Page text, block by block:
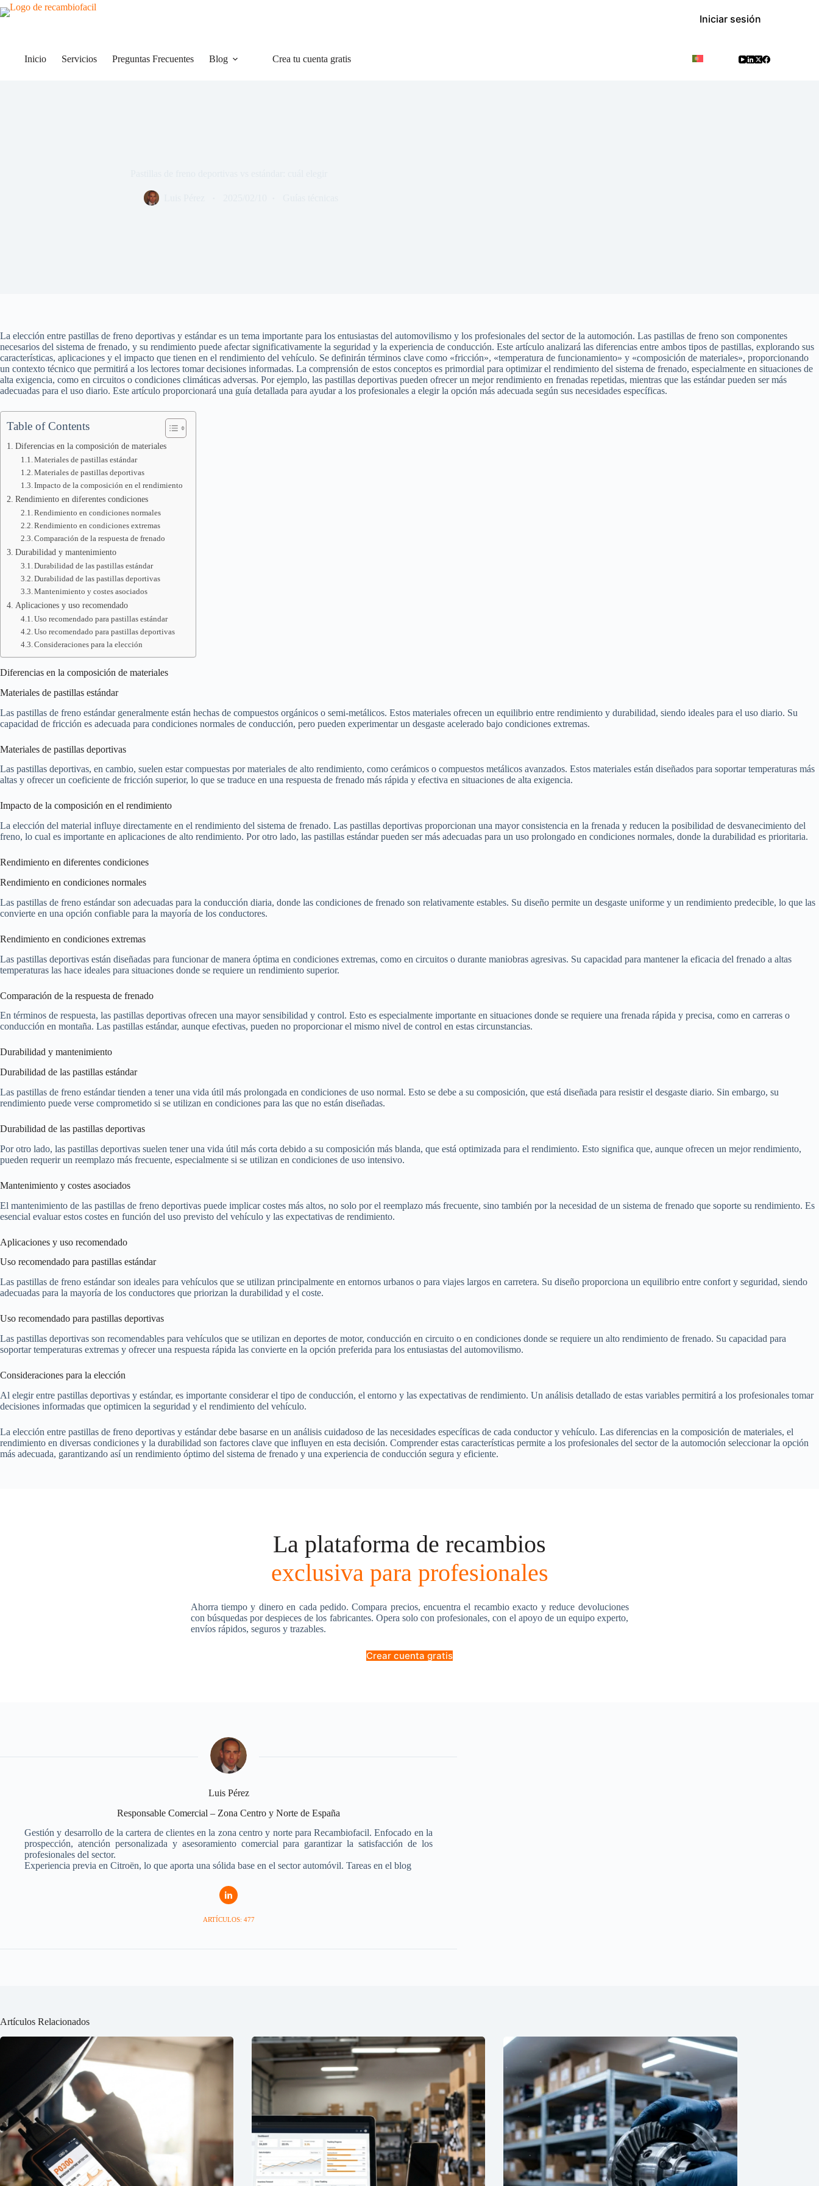
Saltar
al
Iniciar sesión
Inicio Servicios Preguntas Frecuentes Blog Crea tu cuenta gratis
La elección entre pastillas de freno deportivas y estándar es un tema importante para los entusiastas del automovilismo y los profesionales del sector de la automoción. Las pastillas de freno son componentes
necesarios del sistema de frenado, y su rendimiento puede afectar significativamente la seguridad y la experiencia de conducción. Este artículo analizará las diferencias entre ambos tipos de pastillas, explorando sus
características, aplicaciones y el impacto que tienen en el rendimiento del vehículo. Se definirán términos clave como «fricción», «temperatura de funcionamiento» y «composición de materiales», proporcionando
un contexto técnico que permitirá a los lectores tomar decisiones informadas. La comprensión de estos conceptos es primordial para optimizar el rendimiento del sistema de frenado, especialmente en situaciones de
alta exigencia, como en circuitos o condiciones climáticas adversas. Por ejemplo, las pastillas deportivas pueden ofrecer un mejor rendimiento en frenadas repetidas, mientras que las estándar pueden ser más
adecuadas para el uso diario. Este artículo proporcionará una guía detallada para ayudar a los profesionales a elegir la opción más adecuada según sus necesidades específicas.
Table of Contents
Diferencias en la composición de materiales
Materiales de pastillas estándar
Materiales de pastillas deportivas
Impacto de la composición en el rendimiento
Rendimiento en diferentes condiciones
Rendimiento en condiciones normales
Rendimiento en condiciones extremas
Comparación de la respuesta de frenado
Durabilidad y mantenimiento
Durabilidad de las pastillas estándar
Durabilidad de las pastillas deportivas
Mantenimiento y costes asociados
Aplicaciones y uso recomendado
Uso recomendado para pastillas estándar
Uso recomendado para pastillas deportivas
Consideraciones para la elección
Diferencias en la composición de materiales
Materiales de pastillas estándar
Las pastillas de freno estándar generalmente están hechas de compuestos orgánicos o semi-metálicos. Estos materiales ofrecen un equilibrio entre rendimiento y durabilidad, siendo ideales para el uso diario. Su
capacidad de fricción es adecuada para condiciones normales de conducción, pero pueden experimentar un desgaste acelerado bajo condiciones extremas.
Materiales de pastillas deportivas
Las pastillas deportivas, en cambio, suelen estar compuestas por materiales de alto rendimiento, como cerámicos o compuestos metálicos avanzados. Estos materiales están diseñados para soportar temperaturas más
altas y ofrecer un coeficiente de fricción superior, lo que se traduce en una respuesta de frenado más rápida y efectiva en situaciones de alta exigencia.
Impacto de la composición en el rendimiento
La elección del material influye directamente en el rendimiento del sistema de frenado. Las pastillas deportivas proporcionan una mayor consistencia en la frenada y reducen la posibilidad de desvanecimiento del
freno, lo cual es importante en aplicaciones de alto rendimiento. Por otro lado, las pastillas estándar pueden ser más adecuadas para un uso prolongado en condiciones normales, donde la durabilidad es prioritaria.
Rendimiento en diferentes condiciones
Rendimiento en condiciones normales
Las pastillas de freno estándar son adecuadas para la conducción diaria, donde las condiciones de frenado son relativamente estables. Su diseño permite un desgaste uniforme y un rendimiento predecible, lo que las
convierte en una opción confiable para la mayoría de los conductores.
Rendimiento en condiciones extremas
Las pastillas deportivas están diseñadas para funcionar de manera óptima en condiciones extremas, como en circuitos o durante maniobras agresivas. Su capacidad para mantener la eficacia del frenado a altas
temperaturas las hace ideales para situaciones donde se requiere un rendimiento superior.
Comparación de la respuesta de frenado
En términos de respuesta, las pastillas deportivas ofrecen una mayor sensibilidad y control. Esto es especialmente importante en situaciones donde se requiere una frenada rápida y precisa, como en carreras o
conducción en montaña. Las pastillas estándar, aunque efectivas, pueden no proporcionar el mismo nivel de control en estas circunstancias.
Durabilidad y mantenimiento
Durabilidad de las pastillas estándar
Las pastillas de freno estándar tienden a tener una vida útil más prolongada en condiciones de uso normal. Esto se debe a su composición, que está diseñada para resistir el desgaste diario. Sin embargo, su
rendimiento puede verse comprometido si se utilizan en condiciones para las que no están diseñadas.
Durabilidad de las pastillas deportivas
Por otro lado, las pastillas deportivas suelen tener una vida útil más corta debido a su composición más blanda, que está optimizada para el rendimiento. Esto significa que, aunque ofrecen un mejor rendimiento,
pueden requerir un reemplazo más frecuente, especialmente si se utilizan en condiciones de uso intensivo.
Mantenimiento y costes asociados
El mantenimiento de las pastillas de freno deportivas puede implicar costes más altos, no solo por el reemplazo más frecuente, sino también por la necesidad de un sistema de frenado que soporte su rendimiento. Es
esencial evaluar estos costes en función del uso previsto del vehículo y las expectativas de rendimiento.
Aplicaciones y uso recomendado
Uso recomendado para pastillas estándar
Las pastillas de freno estándar son ideales para vehículos que se utilizan principalmente en entornos urbanos o para viajes largos en carretera. Su diseño proporciona un equilibrio entre confort y seguridad, siendo
adecuadas para la mayoría de los conductores que priorizan la durabilidad y el coste.
Uso recomendado para pastillas deportivas
Las pastillas deportivas son recomendables para vehículos que se utilizan en deportes de motor, conducción en circuito o en condiciones donde se requiere un alto rendimiento de frenado. Su capacidad para
soportar temperaturas extremas y ofrecer una respuesta rápida las convierte en la opción preferida para los entusiastas del automovilismo.
Consideraciones para la elección
Al elegir entre pastillas deportivas y estándar, es importante considerar el tipo de conducción, el entorno y las expectativas de rendimiento. Un análisis detallado de estas variables permitirá a los profesionales tomar
decisiones informadas que optimicen la seguridad y el rendimiento del vehículo.
La elección entre pastillas de freno deportivas y estándar debe basarse en un análisis cuidadoso de las necesidades específicas de cada conductor y vehículo. Las diferencias en la composición de materiales, el
rendimiento en diversas condiciones y la durabilidad son factores clave que influyen en esta decisión. Comprender estas características permite a los profesionales del sector de la automoción seleccionar la opción
más adecuada, garantizando así un rendimiento óptimo del sistema de frenado y una experiencia de conducción segura y eficiente.
La plataforma de recambios
exclusiva para profesionales
Ahorra tiempo y dinero en cada pedido. Compara precios, encuentra el recambio exacto y reduce devoluciones
con búsquedas por despieces de los fabricantes. Opera solo con profesionales, con el apoyo de un equipo experto,
envíos rápidos, seguros y trazables.
Crear cuenta gratis
Luis Pérez
Responsable Comercial – Zona Centro y Norte de España
Gestión y desarrollo de la cartera de clientes en la zona centro y norte para Recambiofacil. Enfocado en la
prospección, atención personalizada y asesoramiento comercial para garantizar la satisfacción de los
profesionales del sector.
Experiencia previa en Citroën, lo que aporta una sólida base en el sector automóvil. Tareas en el blog
ARTÍCULOS: 477
Artículos Relacionados